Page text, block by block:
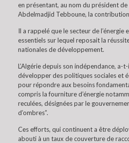
en présentant, au nom du président de
Abdelmadjid Tebboune, la contribution
Il a rappelé que le secteur de l’énergie
essentiels sur lequel reposait la
nationales de développement.
L’Algérie depuis son indépendance, a-
développer des politiques sociales et
pour répondre aux besoins
compris la fourniture d’énergie
reculées, désignées par le
d’ombres”.
Ces efforts, qui continuent a être
abouti à un taux de couverture de